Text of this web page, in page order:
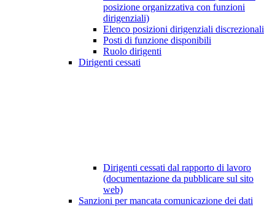
posizione organizzativa con funzioni
dirigenziali)
Elenco posizioni dirigenziali discrezionali
Posti di funzione disponibili
Ruolo dirigenti
Dirigenti cessati
Dirigenti cessati dal rapporto di lavoro
(documentazione da pubblicare sul sito
web)
Sanzioni per mancata comunicazione dei dati